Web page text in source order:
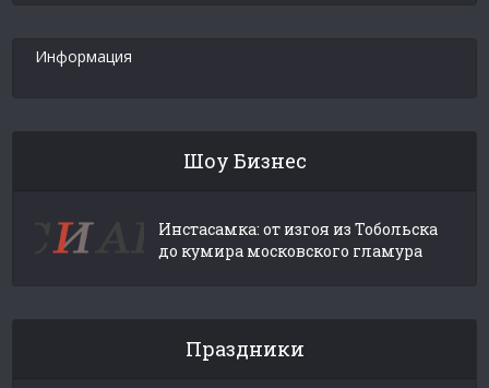
Информация
Шоу Бизнес
Инстасамка: от изгоя из Тобольска
до кумира московского гламура
Праздники